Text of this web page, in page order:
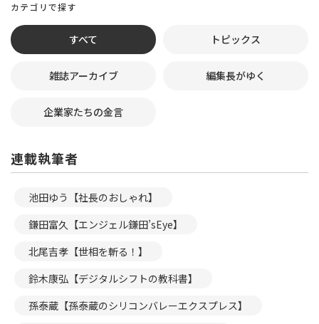
カテゴリで探す
すべて トピックス
雑誌アーカイブ 編集長がゆく
企業家たちの金言
連載執筆者
池田ゆう【社長のおしゃれ】
鎌田富久【エンジェル鎌田’sEye】
北尾吉孝【世相を斬る！】
鈴木康弘【デジタルシフトの教科書】
孫泰蔵【孫泰蔵のシリコンバレーエクスプレス】